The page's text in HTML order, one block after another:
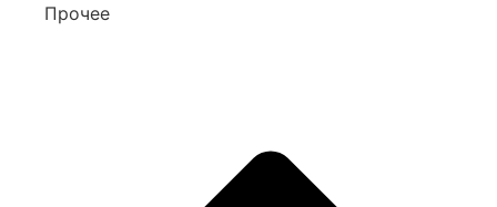
Прочее